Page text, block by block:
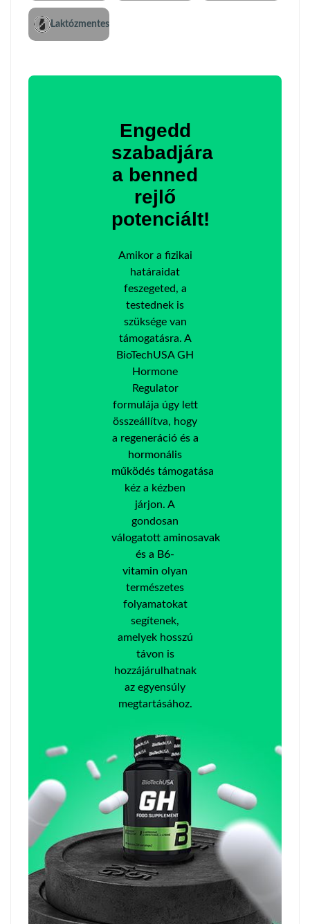
Laktózmentes
Engedd
szabadjára
a benned
rejlő
potenciált!
Amikor a fizikai
határaidat
feszegeted, a
testednek is
szüksége van
támogatásra. A
BioTechUSA GH
Hormone
Regulator
formulája úgy lett
összeállítva, hogy
a regeneráció és a
hormonális
működés támogatása
kéz a kézben
járjon. A
gondosan
válogatott aminosavak
és a B6-
vitamin olyan
természetes
folyamatokat
segítenek,
amelyek hosszú
távon is
hozzájárulhatnak
az egyensúly
megtartásához.